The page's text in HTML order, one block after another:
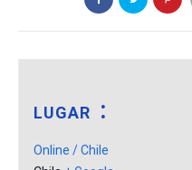
LUGAR
Online / Chile